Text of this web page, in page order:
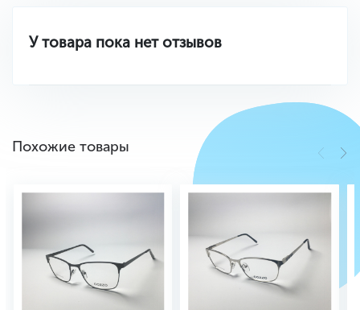
У товара пока нет отзывов
Похожие товары